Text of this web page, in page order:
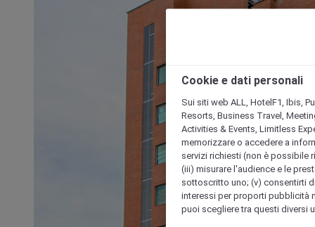
Cookie e dati personali
Sui siti web ALL, HotelF1, Ibis,
Resorts, Business Travel,
Activities & Events, Limitless
memorizzare o accedere a
servizi richiesti (non è possibile
(iii) misurare l'audience e le
sottoscritto uno; (v) consentirti
interessi per proporti pubblicità
puoi scegliere tra questi diversi